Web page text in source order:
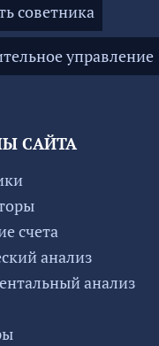
САЙТА
счета
анализ
анализ
советника
управление